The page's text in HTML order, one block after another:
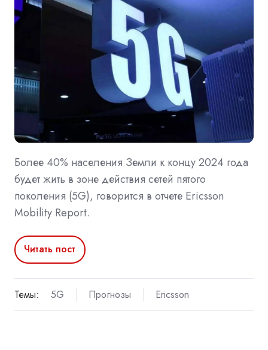
Более 40% населения Земли к концу 2024 года
будет жить в зоне действия сетей пятого
поколения (5G), говорится в отчете Ericsson
Mobility Report.
Читать пост
Темы: 5G Прогнозы Ericsson